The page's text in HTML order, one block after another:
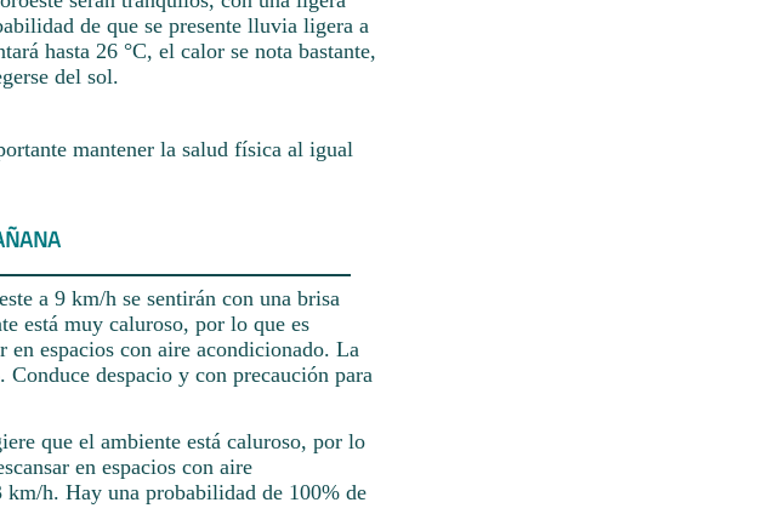
de que se presente lluvia ligera a
hasta 26 °C, el calor se nota bastante,
del sol.
mantener la salud física al igual
a 9 km/h se sentirán con una brisa
está muy caluroso, por lo que es
en espacios con aire acondicionado. La
despacio y con precaución para
que el ambiente está caluroso, por lo
en espacios con aire
h. Hay una probabilidad de 100% de